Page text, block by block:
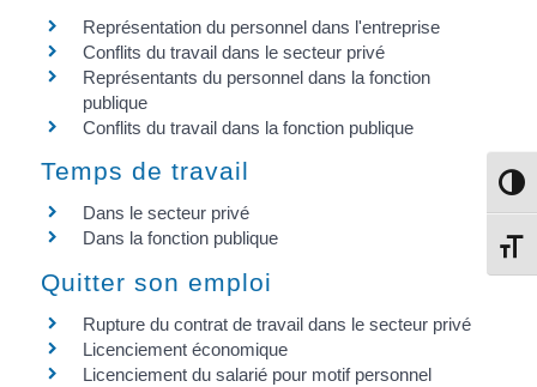
Représentation du personnel dans l'entreprise
Conflits du travail dans le secteur privé
Représentants du personnel dans la fonction
publique
Conflits du travail dans la fonction publique
Temps de travail
Dans le secteur privé
Dans la fonction publique
Quitter son emploi
Rupture du contrat de travail dans le secteur privé
Licenciement économique
Licenciement du salarié pour motif personnel